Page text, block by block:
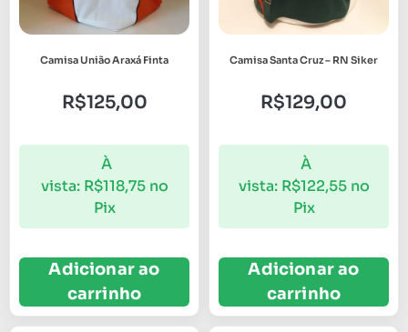
Camisa União Araxá Finta
R$125,00
À
vista: R$118,75 no
Pix
Adicionar ao
carrinho
Camisa Santa Cruz – RN Siker
R$129,00
À
vista: R$122,55 no
Pix
Adicionar ao
carrinho